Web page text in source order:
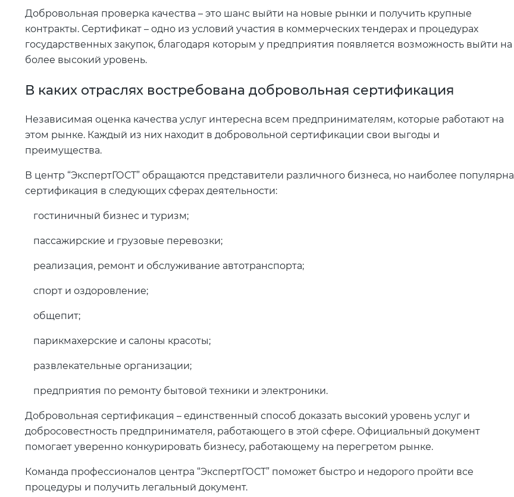
Добровольная проверка качества – это шанс выйти на новые рынки и получить крупные
контракты. Сертификат – одно из условий участия в коммерческих тендерах и процедурах
государственных закупок, благодаря которым у предприятия появляется возможность выйти на
более высокий уровень.
В каких отраслях востребована добровольная сертификация
Независимая оценка качества услуг интересна всем предпринимателям, которые работают на
этом рынке. Каждый из них находит в добровольной сертификации свои выгоды и
преимущества.
В центр “ЭкспертГОСТ” обращаются представители различного бизнеса, но наиболее популярна
сертификация в следующих сферах деятельности:
гостиничный бизнес и туризм;
пассажирские и грузовые перевозки;
реализация, ремонт и обслуживание автотранспорта;
спорт и оздоровление;
общепит;
парикмахерские и салоны красоты;
развлекательные организации;
предприятия по ремонту бытовой техники и электроники.
Добровольная сертификация – единственный способ доказать высокий уровень услуг и
добросовестность предпринимателя, работающего в этой сфере. Официальный документ
помогает уверенно конкурировать бизнесу, работающему на перегретом рынке.
Команда профессионалов центра “ЭкспертГОСТ” поможет быстро и недорого пройти все
процедуры и получить легальный документ.